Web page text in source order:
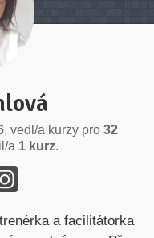
, vedl/a kurzy pro 32
a 1 kurz.
a facilitátorka